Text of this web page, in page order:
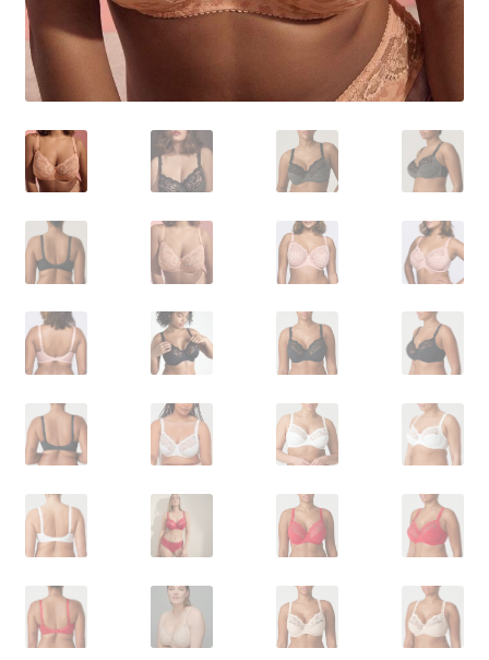
Cart
Cassa
Checkout
Cookie-Richtlinie
Datenschutzerklärung
Forma de pagamento
Il mio conto
Impressum
Impronta
Informações sobre o envio e formas de pagamento